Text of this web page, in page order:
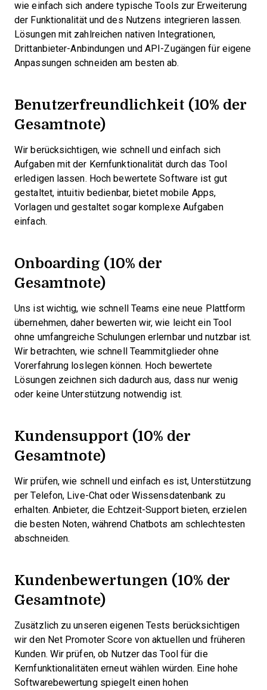
wie einfach sich andere typische Tools zur Erweiterung
der Funktionalität und des Nutzens integrieren lassen.
Lösungen mit zahlreichen nativen Integrationen,
Drittanbieter-Anbindungen und API-Zugängen für eigene
Anpassungen schneiden am besten ab.
Benutzerfreundlichkeit (10% der
Gesamtnote)
Wir berücksichtigen, wie schnell und einfach sich
Aufgaben mit der Kernfunktionalität durch das Tool
erledigen lassen. Hoch bewertete Software ist gut
gestaltet, intuitiv bedienbar, bietet mobile Apps,
Vorlagen und gestaltet sogar komplexe Aufgaben
einfach.
Onboarding (10% der
Gesamtnote)
Uns ist wichtig, wie schnell Teams eine neue Plattform
übernehmen, daher bewerten wir, wie leicht ein Tool
ohne umfangreiche Schulungen erlernbar und nutzbar ist.
Wir betrachten, wie schnell Teammitglieder ohne
Vorerfahrung loslegen können. Hoch bewertete
Lösungen zeichnen sich dadurch aus, dass nur wenig
oder keine Unterstützung notwendig ist.
Kundensupport (10% der
Gesamtnote)
Wir prüfen, wie schnell und einfach es ist, Unterstützung
per Telefon, Live-Chat oder Wissensdatenbank zu
erhalten. Anbieter, die Echtzeit-Support bieten, erzielen
die besten Noten, während Chatbots am schlechtesten
abschneiden.
Kundenbewertungen (10% der
Gesamtnote)
Zusätzlich zu unseren eigenen Tests berücksichtigen
wir den Net Promoter Score von aktuellen und früheren
Kunden. Wir prüfen, ob Nutzer das Tool für die
Kernfunktionalitäten erneut wählen würden. Eine hohe
Softwarebewertung spiegelt einen hohen